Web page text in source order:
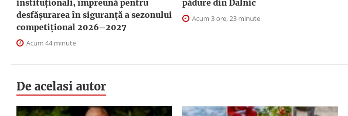
instituționali, împreună pentru
desfășurarea în siguranță a sezonului
competițional 2026–2027
Acum 44 minute
pădure din Dalnic
Acum 3 ore, 23 minute
De acelasi autor